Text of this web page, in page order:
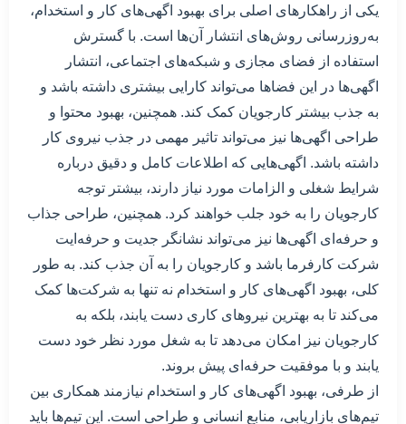
یکی از راهکارهای اصلی برای بهبود اگهی‌های کار و استخدام،
به‌روزرسانی روش‌های انتشار آن‌ها است. با گسترش
استفاده از فضای مجازی و شبکه‌های اجتماعی، انتشار
اگهی‌ها در این فضاها می‌تواند کارایی بیشتری داشته باشد و
به جذب بیشتر کارجویان کمک کند. همچنین، بهبود محتوا و
طراحی اگهی‌ها نیز می‌تواند تاثیر مهمی در جذب نیروی کار
داشته باشد. اگهی‌هایی که اطلاعات کامل و دقیق درباره
شرایط شغلی و الزامات مورد نیاز دارند، بیشتر توجه
کارجویان را به خود جلب خواهند کرد. همچنین، طراحی جذاب
و حرفه‌ای اگهی‌ها نیز می‌تواند نشانگر جدیت و حرفه‌ایت
شرکت کارفرما باشد و کارجویان را به آن جذب کند. به طور
کلی، بهبود اگهی‌های کار و استخدام نه تنها به شرکت‌ها کمک
می‌کند تا به بهترین نیروهای کاری دست یابند، بلکه به
کارجویان نیز امکان می‌دهد تا به شغل مورد نظر خود دست
یابند و با موفقیت حرفه‌ای پیش بروند.
از طرفی، بهبود اگهی‌های کار و استخدام نیازمند همکاری بین
تیم‌های بازاریابی، منابع انسانی و طراحی است. این تیم‌ها باید